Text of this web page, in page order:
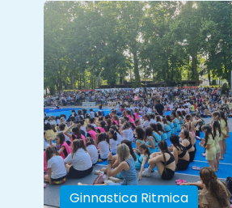
Ginnastica Ritmica